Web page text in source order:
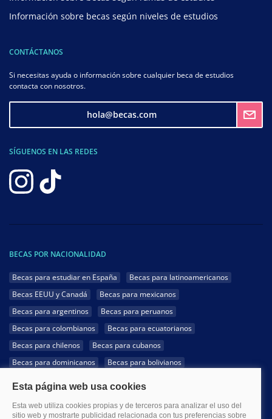
Información sobre becas según niveles de estudios
CONTÁCTANOS
Si necesitas ayuda o información sobre cualquier beca de estudios
contacta con nosotros.
hola@becas.com
SÍGUENOS EN LAS REDES
BECAS POR NACIONALIDAD
Becas para estudiar en España
Becas para latinoamericanos
Becas EEUU y Canadá
Becas para mexicanos
Becas para argentinos
Becas para peruanos
Becas para colombianos
Becas para ecuatorianos
Becas para chilenos
Becas para cubanos
Becas para dominicanos
Becas para bolivianos
Becas para hondureños
Becas para paraguayos